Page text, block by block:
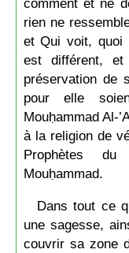
rien ne
et Qui voit, quoi
est différent,
préservation de
pour elle
Mouḥammad Al-
à la religion de
Prophètes
Mouḥammad.
Dans tout ce
une sagesse,
couvrir sa zone